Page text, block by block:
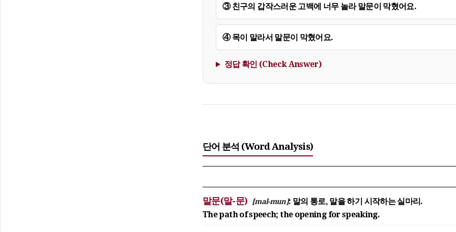
③ 친구의 갑작스러운 고백에 너무 놀라 말문이 막혔어요.
④ 목이 말라서 말문이 막혔어요.
정답 확인 (Check Answer)
단어 분석 (Word Analysis)
말문(말-문) [mal-mun]: 말의 통로, 말을 하기 시작하는 실마리.
The path of speech; the opening for speaking.